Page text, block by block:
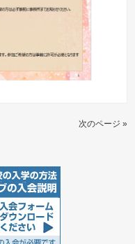
次のページ »